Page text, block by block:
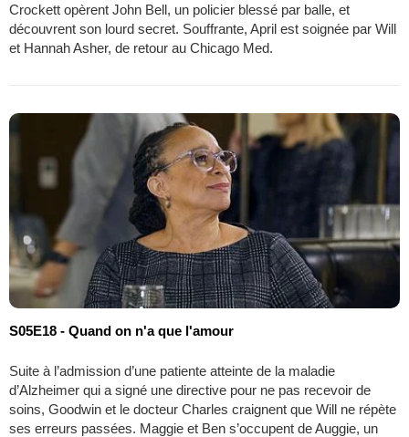
Crockett opèrent John Bell, un policier blessé par balle, et
découvrent son lourd secret. Souffrante, April est soignée par Will
et Hannah Asher, de retour au Chicago Med.
S05E18 - Quand on n'a que l'amour
Suite à l’admission d’une patiente atteinte de la maladie
d’Alzheimer qui a signé une directive pour ne pas recevoir de
soins, Goodwin et le docteur Charles craignent que Will ne répète
ses erreurs passées. Maggie et Ben s’occupent de Auggie, un